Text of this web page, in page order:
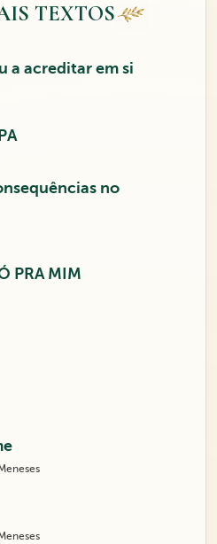
TEXTOS
a acreditar em si
no
PRA MIM